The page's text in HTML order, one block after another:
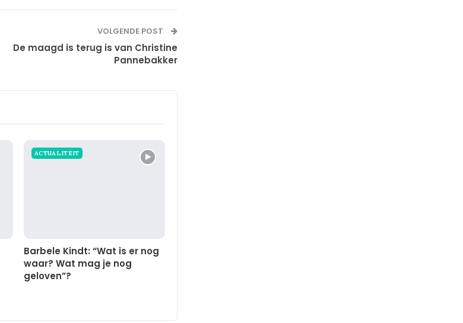
VOLGENDE POST
De maagd is terug is van Christine
Pannebakker
ACTUALITEIT
Barbele Kindt: “Wat is er nog
waar? Wat mag je nog
geloven”?